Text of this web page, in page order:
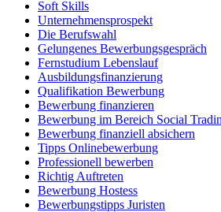
Soft Skills
Unternehmensprospekt
Die Berufswahl
Gelungenes Bewerbungsgespräch
Fernstudium Lebenslauf
Ausbildungsfinanzierung
Qualifikation Bewerbung
Bewerbung finanzieren
Bewerbung im Bereich Social
Bewerbung finanziell absichern
Tipps Onlinebewerbung
Professionell bewerben
Richtig Auftreten
Bewerbung Hostess
Bewerbungstipps Juristen